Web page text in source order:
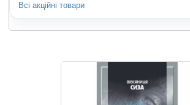
Всі акційні товари